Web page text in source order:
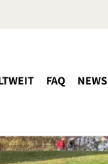
FAQ NEWS